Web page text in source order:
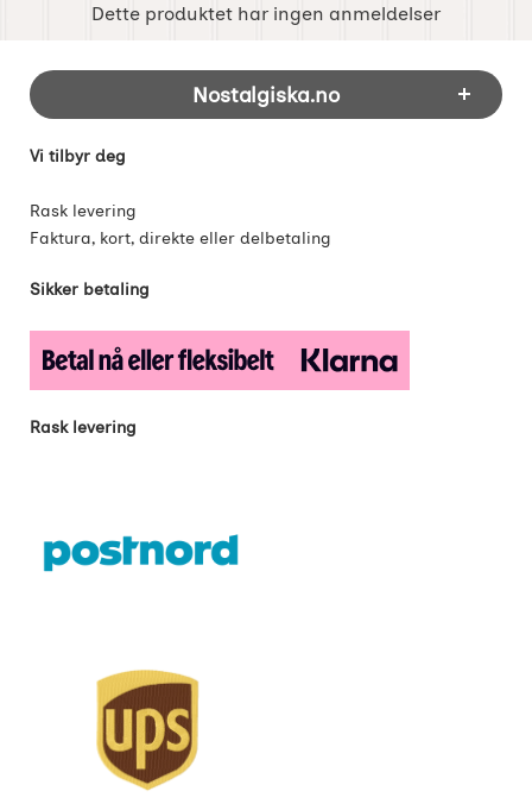
Dette produktet har ingen anmeldelser
Footer-innhold Blandet informasjon og
Nostalgiska.no
Vi tilbyr deg
Rask levering
Faktura, kort, direkte eller delbetaling
Sikker betaling
Rask levering